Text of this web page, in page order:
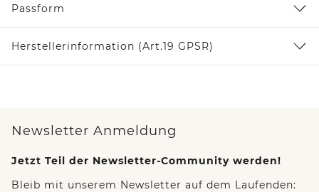
Passform
Herstellerinformation (Art.19 GPSR)
Newsletter Anmeldung
Jetzt Teil der Newsletter-Community werden!
Bleib mit unserem Newsletter auf dem Laufenden: